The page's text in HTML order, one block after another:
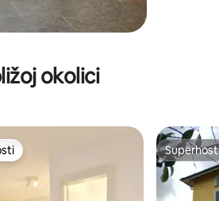
okolici
s oznakom „Odabrali gosti”
Superhost
Superhost